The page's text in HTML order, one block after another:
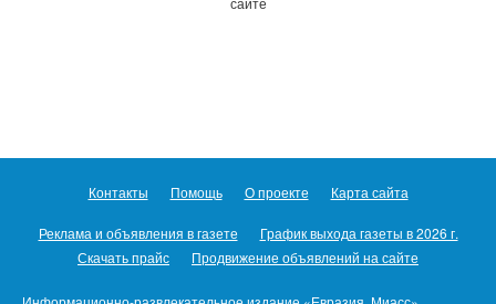
Контакты Помощь О проекте Карта сайта
Реклама и объявления в газете
График выхода газеты в 2026 г.
Скачать прайс
Продвижение объявлений на сайте